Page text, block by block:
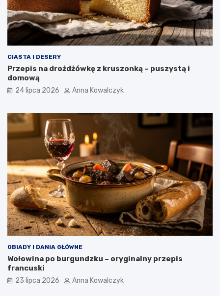
CIASTA I DESERY
Przepis na drożdżówkę z kruszonką – puszystą i
domową
24 lipca 2026 Anna Kowalczyk
OBIADY I DANIA GŁÓWNE
Wołowina po burgundzku – oryginalny przepis
francuski
23 lipca 2026 Anna Kowalczyk